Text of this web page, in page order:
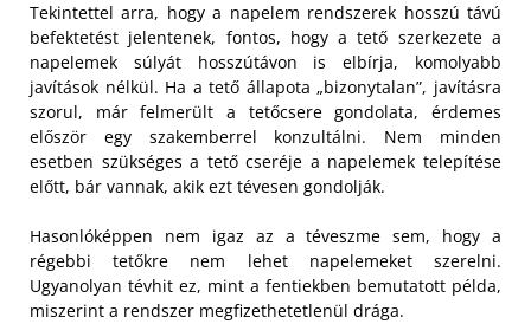
Tekintettel arra, hogy a napelem rendszerek hosszú távú
befektetést jelentenek, fontos, hogy a tető szerkezete a
napelemek súlyát hosszútávon is elbírja, komolyabb
javítások nélkül. Ha a tető állapota „bizonytalan”, javításra
szorul, már felmerült a tetőcsere gondolata, érdemes
először egy szakemberrel konzultálni. Nem minden
esetben szükséges a tető cseréje a napelemek telepítése
előtt, bár vannak, akik ezt tévesen gondolják.
Hasonlóképpen nem igaz az a téveszme sem, hogy a
régebbi tetőkre nem lehet napelemeket szerelni.
Ugyanolyan tévhit ez, mint a fentiekben bemutatott példa,
miszerint a rendszer megfizethetetlenül drága.